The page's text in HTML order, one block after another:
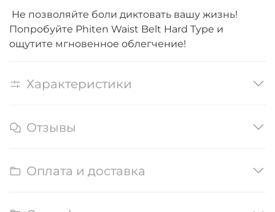
Не позволяйте боли диктовать вашу жизнь!
Попробуйте Phiten Waist Belt Hard Type и
ощутите мгновенное облегчение!
Характеристики
Отзывы
Оплата и доставка